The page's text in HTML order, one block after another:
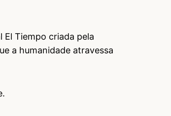
El Tiempo criada pela
a humanidade atravessa